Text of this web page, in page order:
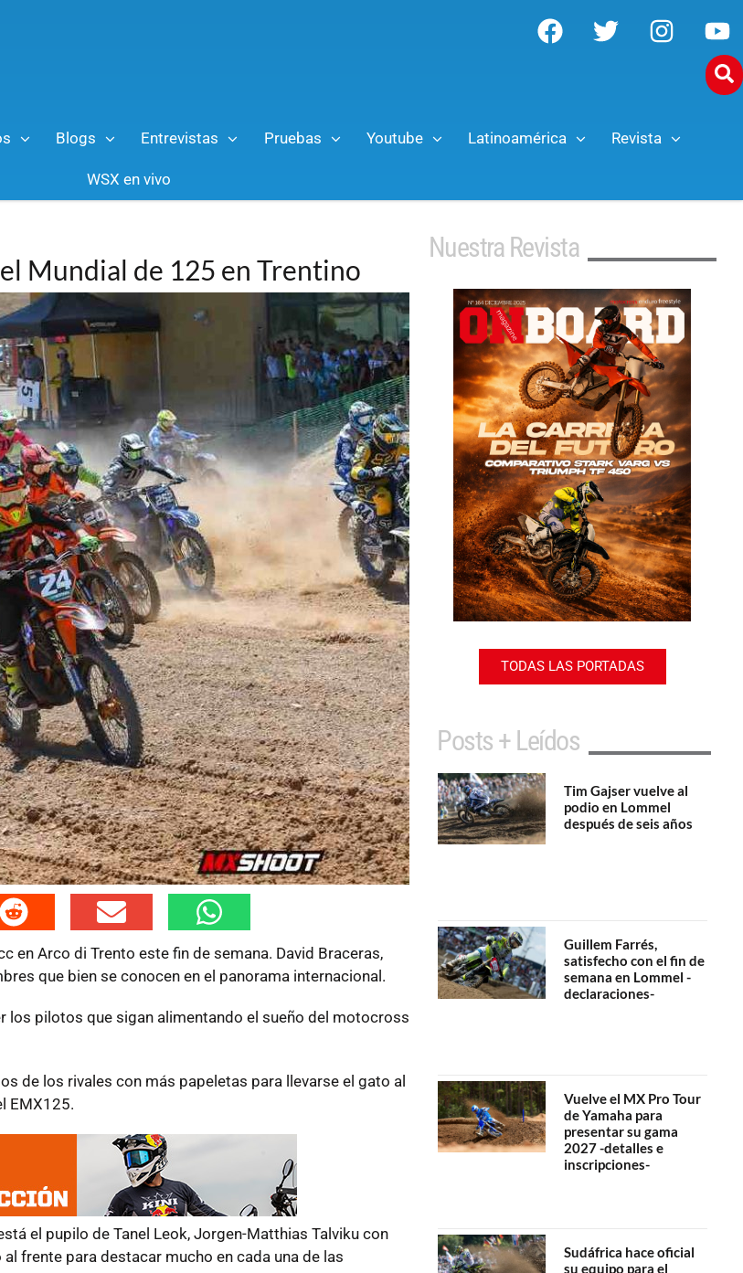
Blogs Entrevistas Pruebas Youtube Latinoamérica Revista
WSX en vivo
Mundial de 125 en Trentino
en Arco di Trento este fin de semana. David Braceras,
que bien se conocen en el panorama internacional.
los pilotos que sigan alimentando el sueño del motocross
de los rivales con más papeletas para llevarse el gato al
EMX125.
el pupilo de Tanel Leok, Jorgen-Matthias Talviku con
frente para destacar mucho en cada una de las
Nuestra Revista
TODAS LAS PORTADAS
Posts + Leídos
Tim Gajser vuelve al
podio en Lommel
después de seis años
Guillem Farrés,
satisfecho con el fin de
semana en Lommel -
declaraciones-
Vuelve el MX Pro Tour
de Yamaha para
presentar su gama
2027 -detalles e
inscripciones-
Sudáfrica hace oficial
su equipo para el